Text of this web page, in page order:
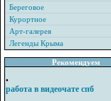
Береговое
Курортное
Арт-галерея
Легенды Крыма
Рекомендуем
•
работа в видеочате спб